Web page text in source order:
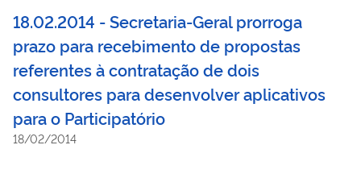
Juventude, que entrou em vigor no dia 2 de fevereiro. O
documento contempla pelo menos 51 milhões de brasileiros e
brasileiras, com idade entre 15 e 29 anos, e define os direitos
que o Estado deve assegurar a essa parcela da população. O
objetivo é divulgar amplamente o texto, para que os jovens
conheçam esses direitos e reconheçam o Estatuto como um
instrumento legal para suas reivindicações.
18.02.2014 - Secretaria-Geral prorroga
prazo para recebimento de propostas
referentes à contratação de dois
consultores para desenvolver aplicativos
para o Participatório
18/02/2014